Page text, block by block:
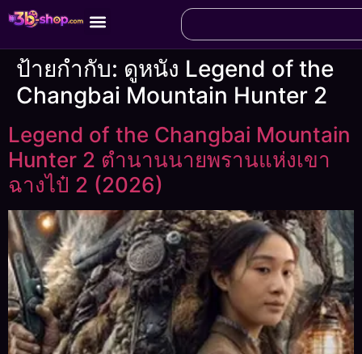
ป้ายกำกับ: ดูหนัง Legend of the
Changbai Mountain Hunter 2
Legend of the Changbai Mountain
Hunter 2 ตำนานนายพรานแห่งเขา
ฉางไป๋ 2 (2026)